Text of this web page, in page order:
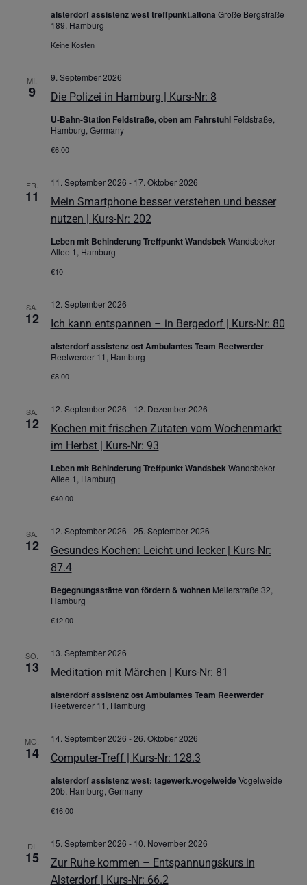
alsterdorf assistenz west treffpunkt.altona Große Bergstraße
189, Hamburg
Keine Kosten
MI.
9 Die Polizei in Hamburg | Kurs-Nr: 8
9. September 2026
U-Bahn-Station Feldstraße, oben am Fahrstuhl Feldstraße,
Hamburg, Germany
€6.00
FR.
11
Mein Smartphone besser verstehen und besser
nutzen | Kurs-Nr: 202
11. September 2026 - 17. Oktober 2026
Leben mit Behinderung Treffpunkt WandsbekWandsbeker
Allee 1, Hamburg
€10
SA.
12 Ich kann entspannen – in Bergedorf | Kurs-Nr: 80
12. September 2026
alsterdorf assistenz ost Ambulantes Team Reetwerder
Reetwerder 11, Hamburg
€8.00
SA.
12
Kochen mit frischen Zutaten vom Wochenmarkt
im Herbst | Kurs-Nr: 93
12. September 2026 - 12. Dezember 2026
Leben mit Behinderung Treffpunkt WandsbekWandsbeker
Allee 1, Hamburg
€40.00
SA.
12
Gesundes Kochen: Leicht und lecker | Kurs-Nr:
87.4
12. September 2026 -25. September 2026
Begegnungsstätte von fördern & wohnen Meilerstraße 32,
Hamburg
€12.00
SO.
13 Meditation mit Märchen | Kurs-Nr: 81
13. September 2026
alsterdorf assistenz ost Ambulantes Team Reetwerder
Reetwerder 11, Hamburg
MO.
14 Computer-Treff | Kurs-Nr: 128.3
14. September 2026 -26. Oktober 2026
alsterdorf assistenz west: tagewerk.vogelweideVogelweide
20b, Hamburg, Germany
€16.00
DI.
15
Zur Ruhe kommen – Entspannungskurs in
Alsterdorf | Kurs-Nr: 66.2
15. September 2026 - 10. November 2026